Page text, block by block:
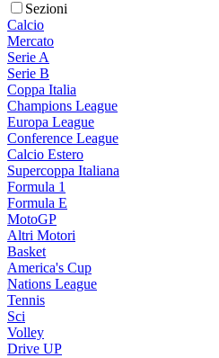
Sezioni
Calcio
Mercato
Serie A
Serie B
Coppa Italia
Champions League
Europa League
Conference League
Calcio Estero
Supercoppa Italiana
Formula 1
Formula E
MotoGP
Altri Motori
Basket
America's Cup
Nations League
Tennis
Sci
Volley
Drive UP